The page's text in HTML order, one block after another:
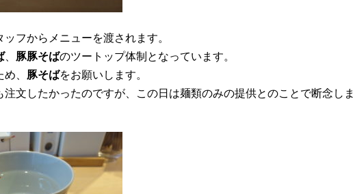
フからメニューを渡されます。
、 豚豚そばのツートップ体制となっています。
、 豚そばをお願いします。
注文したかったのですが、この日は麺類のみの提供とのことで断念しま